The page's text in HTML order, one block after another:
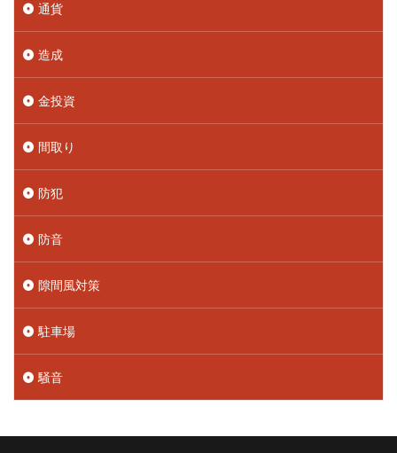
通貨
造成
金投資
間取り
防犯
防音
隙間風対策
駐車場
騒音